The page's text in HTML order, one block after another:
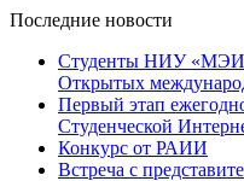
Последние новости
Студенты НИУ
Открытых
Первый этап
Студенческой
Конкурс от РАИИ
Встреча с